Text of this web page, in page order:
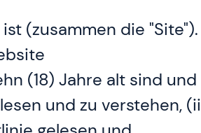
(zusammen die
(18) Jahre alt sind und
und zu verstehen,